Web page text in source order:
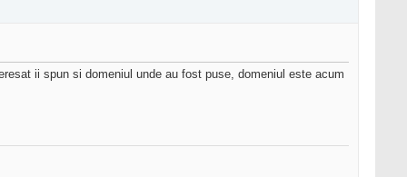
ii spun si domeniul unde au fost puse, domeniul este acum